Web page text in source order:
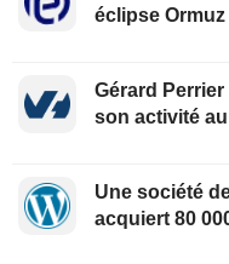
éclipse Ormuz
Gérard
son activité
Une société
acquiert 80